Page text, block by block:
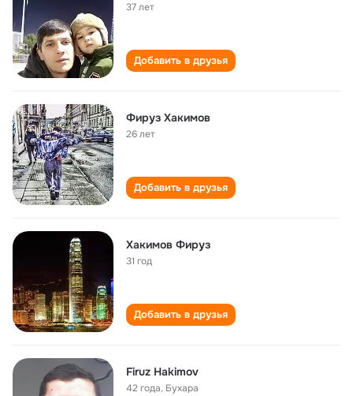
37 лет
Добавить в друзья
Фируз Хакимов
26 лет
Добавить в друзья
Хакимов Фируз
31 год
Добавить в друзья
Firuz Hakimov
42 года, Бухара